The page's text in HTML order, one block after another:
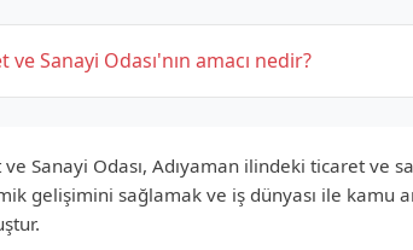
ve Sanayi Odası'nın amacı nedir?
ve Sanayi Odası, Adıyaman ilindeki ticaret ve
gelişimini sağlamak ve iş dünyası ile kamu